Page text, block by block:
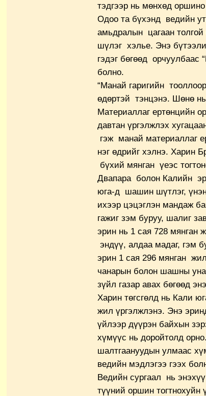
тэдгээр нь мөнхөд
Одоо та бүхэнд ведийн
амьдралын цагаан
шүлэг хэлье. Энэ
гэдэг бөгөөд орчуулбаас
болно.
“Манай гаригийн
өдөртэй тэнцэнэ. Шөнө
Материаллаг ертөнцийн
давтан үргэлжлэх
гэж манай материаллаг
нэг өдрийг хэлнэ. Харин
бүхий мянган үеэс
Двапара болон Калийн
юга-д шашин шүтлэг,
ихээр цэцэглэн мандаж
гажиг зэм буруу, шалиг
эрин нь 1 сая 728 мянган
эндүү, алдаа мадаг, гэм
эрин 1 сая 296 мянган
чанарын болон шашны
зүйл газар авах бөгөөд
Харин төгсгөлд нь Кали
жил үргэлжлэнэ. Энэ
үйлээр дүүрэн байхын
хүмүүс нь доройтолд
шалтгаануудын улмаас
ведийн мэдлэгээ гээх
Ведийн сургаал нь
түүний оршин